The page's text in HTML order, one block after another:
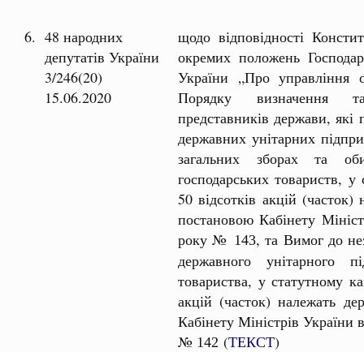
6. 48 народних
депутатів України
3/246(20)
15.06.2020
щодо відповідності
окремих положень
України „Про управління
Порядку визначення
представників держави, які
державних унітарних
загальних зборах та
господарських товариств, у
50 відсотків акцій
постановою Кабінету
року № 143, та Вимог до
державного унітарного
товариства, у статутному
акцій (часток) належать
Кабінету Міністрів України
№ 142 (ТЕКСТ)